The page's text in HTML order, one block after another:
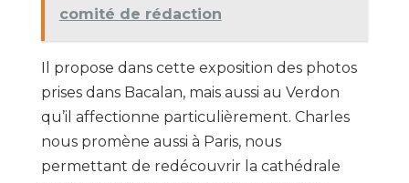
comité de rédaction
Il propose dans cette exposition des photos
prises dans Bacalan, mais aussi au Verdon
qu’il affectionne particulièrement. Charles
nous promène aussi à Paris, nous
permettant de redécouvrir la cathédrale